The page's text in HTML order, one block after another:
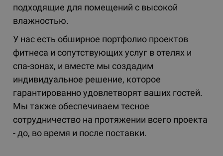
подходящие для помещений с высокой
влажностью.
У нас есть обширное портфолио проектов
фитнеса и сопутствующих услуг в отелях и
спа-зонах, и вместе мы создадим
индивидуальное решение, которое
гарантированно удовлетворят ваших гостей.
Мы также обеспечиваем тесное
сотрудничество на протяжении всего проекта
- до, во время и после поставки.